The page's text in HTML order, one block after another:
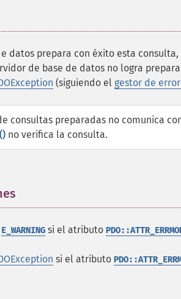
datos prepara con éxito esta consulta,
de base de datos no logra
(siguiendo el gestor de
consultas preparadas no comunica
no verifica la consulta.
E_WARNING si el atributo
si el atributo